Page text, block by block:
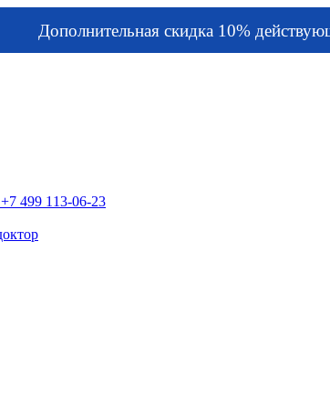
Дополнительная скидка 10%
+7 499 113-06-23